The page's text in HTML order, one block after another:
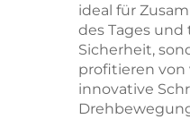
ideal für
des Tages
Sicherheit,
profitieren von
innovative